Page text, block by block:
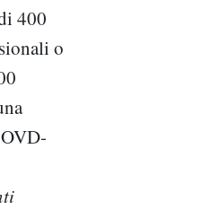
400
o